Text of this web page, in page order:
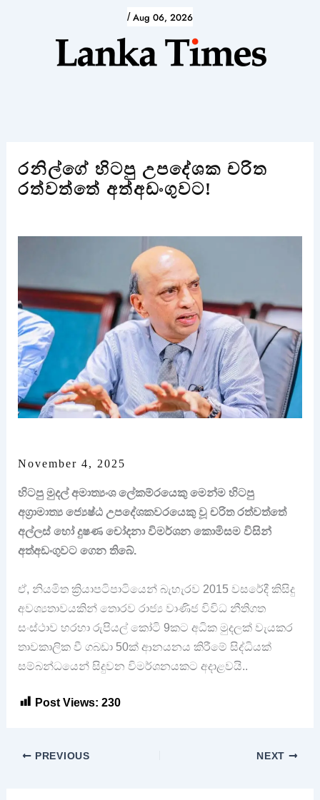
/ Aug 06, 2026
රනිල්ගේ හිටපු උපදේශක චරිත
රත්වත්තේ අත්අඩංගුවට!
November 4, 2025
හිටපු මුදල් අමාත්‍යංශ ලේකම්රයෙකු මෙන්ම හිටපු
අග්‍රාමාත්‍ය ජ්‍යෙෂ්ඨ උපදේශකවරයෙකු වූ චරිත රත්වත්තේ
අල්ලස් හෝ දුෂණ චෝදනා විමර්ශන කොමිසම විසින්
අත්අඩංගුවට ගෙන තිබේ.
ඒ, නියමිත ක්‍රියාපටිපාටියෙන් බැහැරව 2015 වසරේදී කිසිදු
අවශ්‍යතාවයකින් තොරව රාජ්‍ය වාණිජ විවිධ නීතිගත
සංස්ථාව හරහා රුපියල් කෝටි 9කට අධික මුදලක් වැයකර
තාවකාලික වී ගබඩා 50ක් ආනයනය කිරීමේ සිද්ධියක්
සම්බන්ධයෙන් සිදුවන විමර්ශනයකට අදාළවයි..
Post Views: 230
PREVIOUS NEXT